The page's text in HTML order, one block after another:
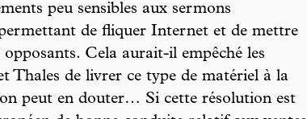
peu sensibles aux sermons
de fliquer Internet et de mettre
Cela aurait-il empêché les
Thales de livrer ce type de matériel à la
peut en douter… Si cette résolution est